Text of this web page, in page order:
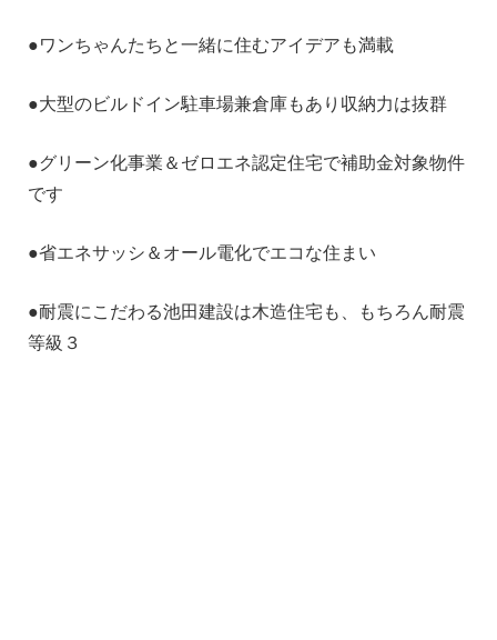
●ワンちゃんたちと一緒に住むアイデアも満載
●大型のビルドイン駐車場兼倉庫もあり収納力は抜群
●グリーン化事業＆ゼロエネ認定住宅で補助金対象物件
です
●省エネサッシ＆オール電化でエコな住まい
●耐震にこだわる池田建設は木造住宅も、もちろん耐震
等級３